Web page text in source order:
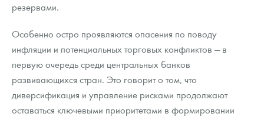
резервами.
Особенно остро проявляются опасения по поводу
инфляции и потенциальных торговых конфликтов — в
первую очередь среди центральных банков
развивающихся стран. Это говорит о том, что
диверсификация и управление рисками продолжают
оставаться ключевыми приоритетами в формировании